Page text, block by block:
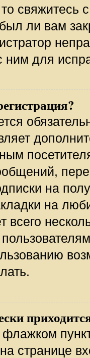
ли вам
для
на
на
всего
странице